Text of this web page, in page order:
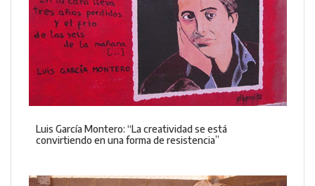
Luis García Montero: “La creatividad se está
convirtiendo en una forma de resistencia”